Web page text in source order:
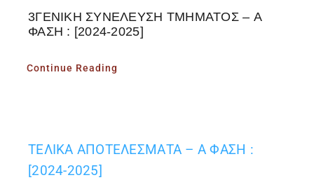
3ΓΕΝΙΚΗ ΣΥΝΕΛΕΥΣΗ ΤΜΗΜΑΤΟΣ – A
ΦΑΣΗ : [2024-2025]
Continue Reading
ΤΕΛΙΚΑ ΑΠΟΤΕΛΕΣΜΑΤΑ – A ΦΑΣΗ :
[2024-2025]